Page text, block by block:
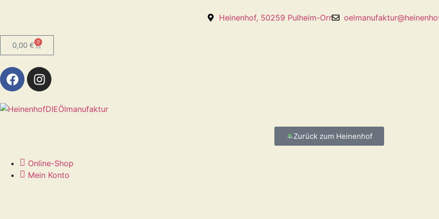
Heinenhof, 50259 Pulheim-Orr
0,00 € 0
Zurück zum Heinenhof
Online-Shop
Mein Konto